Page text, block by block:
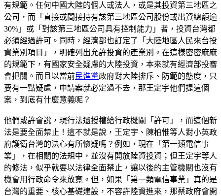
有規範。任何中國大陸的個人或法人，或是其投資第三地區之
公司，而「直接或間接持有該第三地區公司股份或出資總額逾
30%」或「對該第三地區公司具有控制能力」者，投資台灣都
必須經過許可。同時，經濟部也訂定了「大陸地區人民來台投
資業別項目」，明確列出允許投資的產業別。在這樣密密麻麻
的規範下，有國家安全疑慮的大陸投資，本來就有經濟部投審
會把關。而且以當前民進黨政府對大陸排斥、防範的態度，只
要有一點疑慮，申請案就必定過不去，那王定宇他們提這個
案，到底有什麼意義呢？
他們或許會說，現行法還授權給行政機關「許可」，而這個新
法是要全面禁止！這不就是說，王定宇、陳柏惟等人對小英政
府護衛台灣的決心有所懷疑嗎？例如，現在「第一類電信事
業」，在相關的法規中，並沒有開放陸資投資；但王定宇等人
的修法，似乎就要以法律全面禁止，讓以後的主管機關也沒有
機會用行政命令來放寬。但，如果「第一類電信事業」真的是
台灣的重要、核心基礎建設，不容許陸資進來，那蔡政府會開